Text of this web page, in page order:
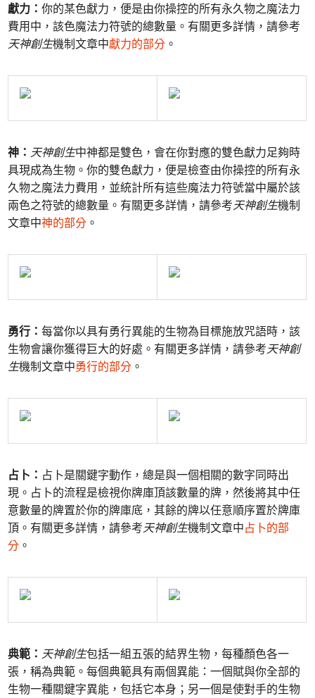
獻力：你的某色獻力，便是由你操控的所有永久物之魔法力
費用中，該色魔法力符號的總數量。有關更多詳情，請參考
天神創生機制文章中獻力的部分 。
神： 天神創生中神都是雙色，會在你對應的雙色獻力足夠時
具現成為生物。你的雙色獻力，便是檢查由你操控的所有永
久物之魔法力費用，並統計所有這些魔法力符號當中屬於該
兩色之符號的總數量。有關更多詳情，請參考天神創生機制
文章中神的部分 。
勇行：每當你以具有勇行異能的生物為目標施放咒語時，該
生物會讓你獲得巨大的好處。有關更多詳情，請參考天神創
生機制文章中勇行的部分 。
占卜： 占卜是關鍵字動作，總是與一個相關的數字同時出
現。占卜的流程是檢視你牌庫頂該數量的牌，然後將其中任
意數量的牌置於你的牌庫底，其餘的牌以任意順序置於牌庫
頂。有關更多詳情，請參考天神創生機制文章中占卜的部
分 。
典範： 天神創生包括一組五張的結界生物，每種顏色各一
張，稱為典範。每個典範具有兩個異能：一個賦與你全部的
生物一種關鍵字異能，包括它本身；另一個是使對手的生物